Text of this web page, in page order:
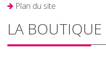
Plan du site
LA BOUTIQUE